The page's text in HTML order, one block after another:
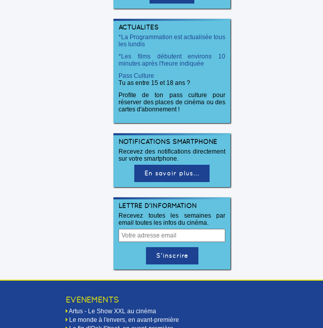
ACTUALITÉS
*La Programmation est actualisée tous
les lundis
*Les films débutent environs 10
minutes après l'heure indiquée
Pass Culture
Tu as entre 15 et 18 ans ?
Profite de ton pass culture pour
réserver des places de cinéma ou des
cartes d'abonnement !
NOTIFICATIONS SMARTPHONE
Recevez des notifications directement
sur votre smartphone.
En savoir plus...
LETTRE D'INFORMATION
Recevez toutes les semaines par
email toutes les infos du cinéma.
EVÉNEMENTS
Artus - Le Show XXL au cinéma
Le monde à l'envers, en avant-première